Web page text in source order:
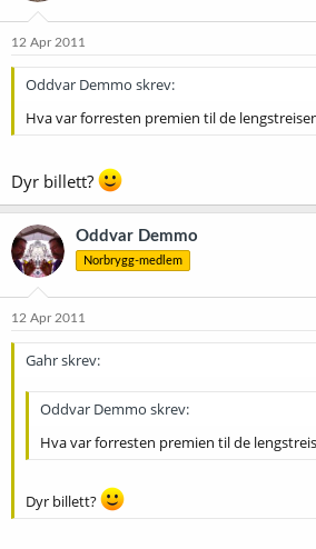
12 Apr 2011
Oddvar Demmo skrev:
Hva var forresten premien til de
Dyr billett?
Oddvar Demmo
Norbrygg-medlem
12 Apr 2011
Gahr skrev:
Oddvar Demmo skrev:
Hva var forresten premien til de
Dyr billett?